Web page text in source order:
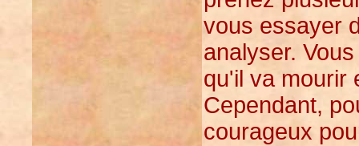
vous essayer
analyser.
qu'il va mourir
Cependant,
courageux